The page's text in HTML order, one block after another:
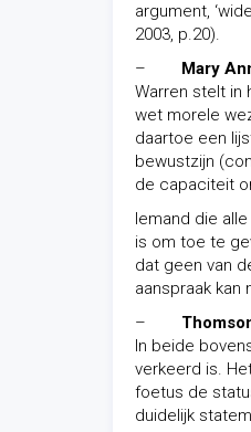
argument,
2003, p.20).
– Mary
Warren stelt in
wet morele
daartoe een
bewustzijn
de capaciteit
Iemand die
is om toe te
dat geen van
aanspraak
–
In beide
verkeerd is.
foetus de
duidelijk